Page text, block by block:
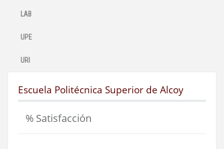
LAB
UPE
URI
Escuela Politécnica Superior de Alcoy
% Satisfacción